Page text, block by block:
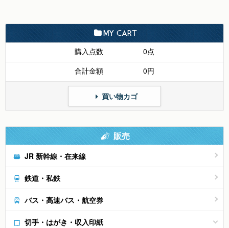
MY CART
購入点数
0点
合計金額
0円
買い物カゴ
販売
JR 新幹線・在来線
鉄道・私鉄
バス・高速バス・航空券
切手・はがき・収入印紙